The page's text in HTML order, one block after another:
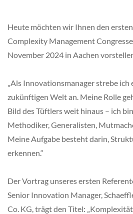
Heute möchten wir Ihnen den
Complexity Management
November 2024 in Aachen
„Als Innovationsmanager strebe ich
zukünftigen Welt an. Meine Rolle
Bild des Tüftlers weit hinaus – ich
Methodiker, Generalisten,
Meine Aufgabe besteht darin,
erkennen.“
Der Vortrag unseres ersten
Senior Innovation Manager,
Co. KG, trägt den Titel: